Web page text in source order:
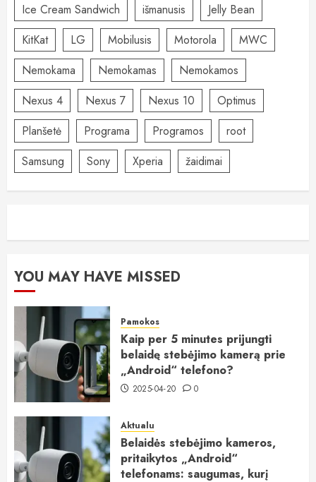
Ice Cream Sandwich
išmanusis
Jelly Bean
KitKat
LG Mobilusis Motorola
MWC
Nemokama
Nemokamas
Nemokamos
Nexus 4
Nexus 7 Nexus 10
Optimus
Planšetė
Programa Programos
root
Samsung
Sony Xperia žaidimai
YOU MAY HAVE MISSED
Pamokos
Kaip per 5 minutes prijungti
belaidę stebėjimo kamerą prie
„Android“ telefono?
2025-04-20 0
Aktualu
Belaidės stebėjimo kameros,
pritaikytos „Android“
telefonams: saugumas, kurį